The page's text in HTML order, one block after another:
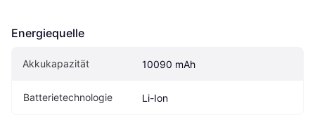
Energiequelle
Akkukapazität 10090 mAh
Batterietechnologie Li-Ion